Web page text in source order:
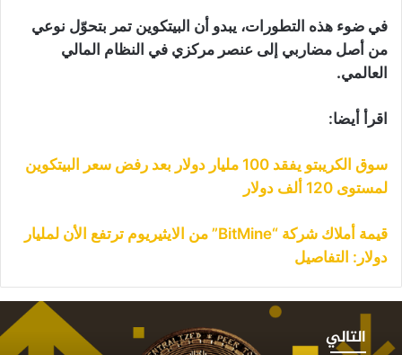
في ضوء هذه التطورات، يبدو أن البيتكوين تمر بتحوّل نوعي
من أصل مضاربي إلى عنصر مركزي في النظام المالي
العالمي.
اقرأ أيضا:
سوق الكريبتو يفقد 100 مليار دولار بعد رفض سعر البيتكوين
لمستوى 120 ألف دولار
قيمة أملاك شركة “BitMine” من الايثيريوم ترتفع الأن لمليار
دولار: التفاصيل
التاليمؤشرات
تحذر